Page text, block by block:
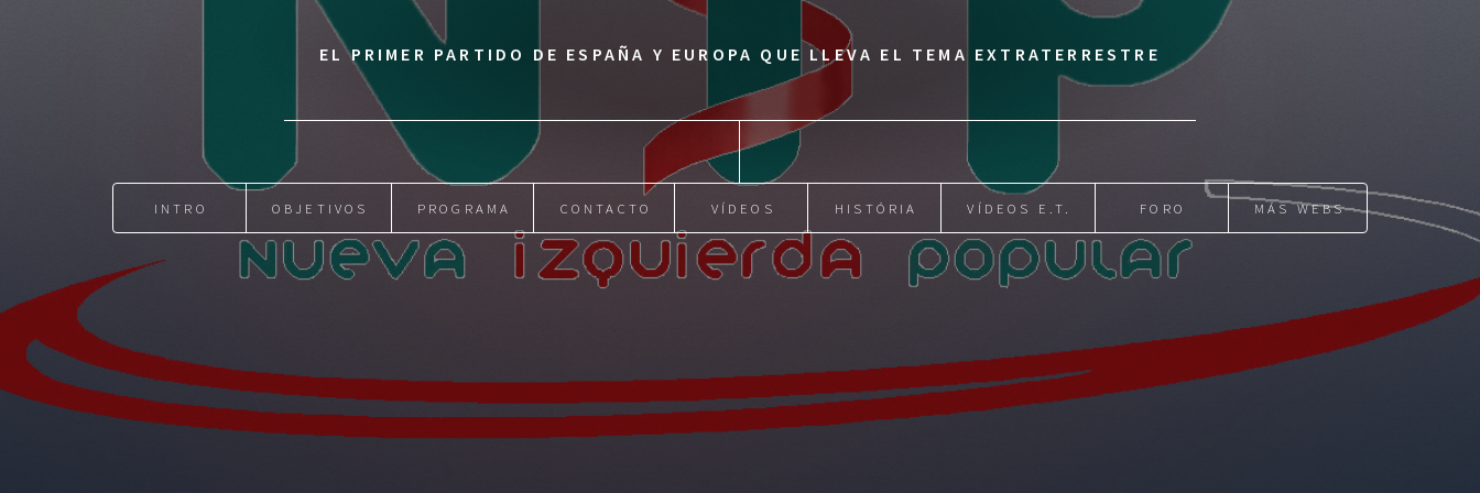
EL PRIMER PARTIDO DE ESPAÑA Y EUROPA QUE LLEVA EL TEMA EXTRATERRESTRE
INTRO OBJETIVOS PROGRAMA CONTACTO VÍDEOS HISTÓRIA VÍDEOS E.T. FORO MÁS WEBS